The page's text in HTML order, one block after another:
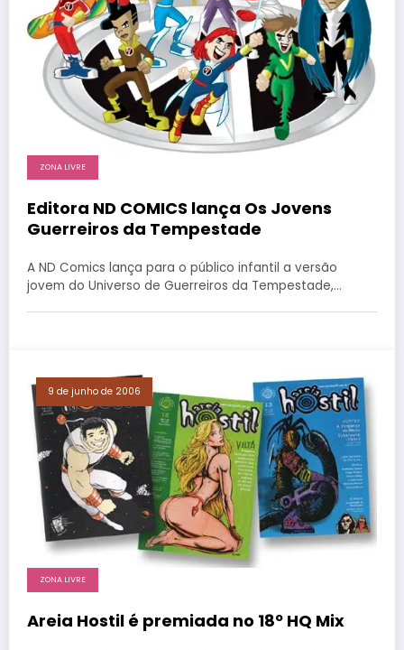
ZONA LIVRE
Editora ND COMICS lança Os Jovens
Guerreiros da Tempestade
A ND Comics lança para o público infantil a versão
jovem do Universo de Guerreiros da Tempestade,…
9 de junho de 2006
ZONA LIVRE
Areia Hostil é premiada no 18º HQ Mix